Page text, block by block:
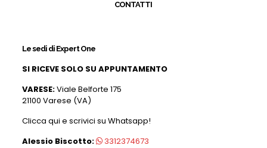
CONTATTI
Le sedi di Expert One
SI RICEVE SOLO SU APPUNTAMENTO
VARESE:Viale Belforte 175
21100 Varese (VA)
Clicca qui e scrivici su Whatsapp!
Alessio Biscotto:
3312374673